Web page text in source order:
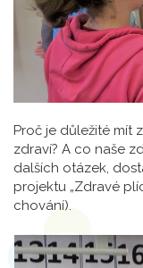
Proč je důležité mít
zdraví? A co naše
dalších otázek,
projektu „Zdravé
chování).